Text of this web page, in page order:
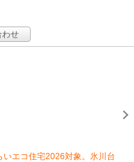
せ
エコ住宅2026対象。氷川台